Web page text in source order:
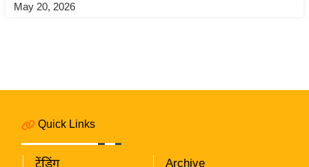
ध
त्यो
May 20, 2026
Quick Links
ट्रेंडिंग Archive